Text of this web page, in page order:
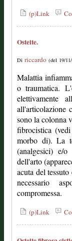
(p)Link
Osteite.
Di riccardo (del 19/
Malattia
o traumatica.
elettivamente
all'articolazione
sono la colonna
fibrocistica
morbo di). La
(analgesici) e/
dell'arto
acuta del
necessario
compromessa.
(p)Link